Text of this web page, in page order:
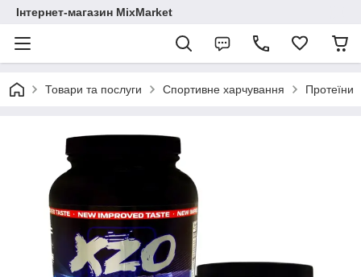
Інтернет-магазин MixMarket
Товари та послуги Спортивне харчування Протеїни